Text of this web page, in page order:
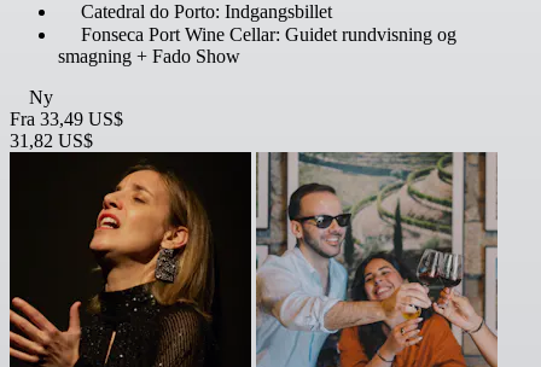
Catedral do Porto: Indgangsbillet
Fonseca Port Wine Cellar: Guidet rundvisning og
smagning + Fado Show
Ny
Fra 33,49 US$
31,82 US$